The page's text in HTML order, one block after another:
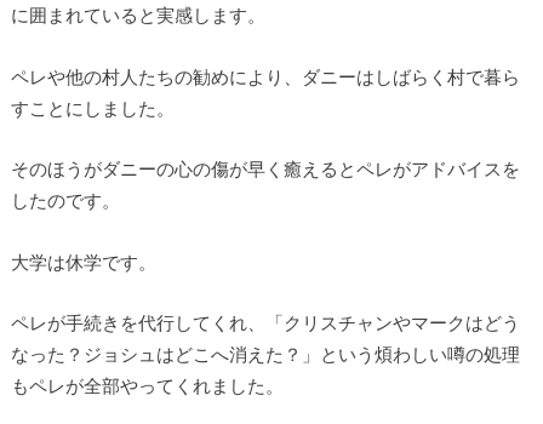
に囲まれていると実感します。
ペレや他の村人たちの勧めにより、ダニーはしばらく村で暮ら
すことにしました。
そのほうがダニーの心の傷が早く癒えるとペレがアドバイスを
したのです。
大学は休学です。
ペレが手続きを代行してくれ、「クリスチャンやマークはどう
なった？ジョシュはどこへ消えた？」という煩わしい噂の処理
もペレが全部やってくれました。